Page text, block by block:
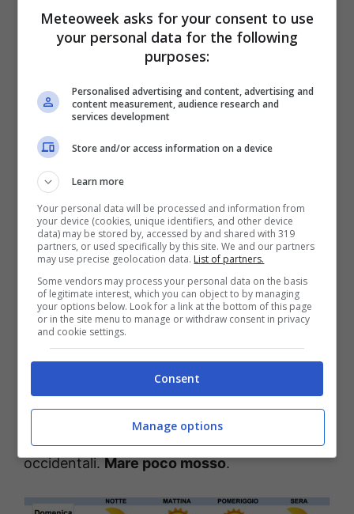
Clicca qui Meteo Italia domenica 16 agosto
In provincia di PratoL’alta pressione continua
a rinforzarsi da Sud determinando giornate
pienamente assolate anche su Toscana,
Umbria e Lazio. Temporanea nuvolosità
pomeridiana possibile solo a ridosso dei
crinali appenninici. Temperature stazionarie
su valori estivi, con picchi tra 34 e 36C.
Ventilazione a regime di brezza termica, con
rinforzi da Ponente al pomeriggio sulle zone
occidentali.Mare poco mosso.
Meteoweek asks for your consent to use
your personal data for the following
purposes:
Personalised advertising and content, advertising and
content measurement, audience research and
services development
Store and/or access information on a device
Learn more
Your personal data will be processed and information from
your device (cookies, unique identifiers, and other device
data) may be stored by, accessed by and shared with 319
partners, or used specifically by this site. We and our partners
may use precise geolocation data. List of partners.
Some vendors may process your personal data on the basis
of legitimate interest, which you can object to by managing
your options below. Look for a link at the bottom of this page
or in the site menu to manage or withdraw consent in privacy
and cookie settings.
Consent
Manage options